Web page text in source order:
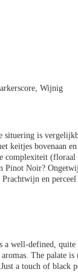
Wijnig
situering is
keitjes bovenaan
complexiteit (floraal
Pinot Noir?
en
a well-defined,
The palate
a touch of black